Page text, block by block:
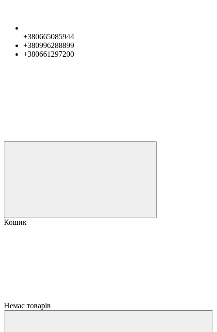
+380665085944
+380996288899
+380661297200
Кошик
Немає товарів